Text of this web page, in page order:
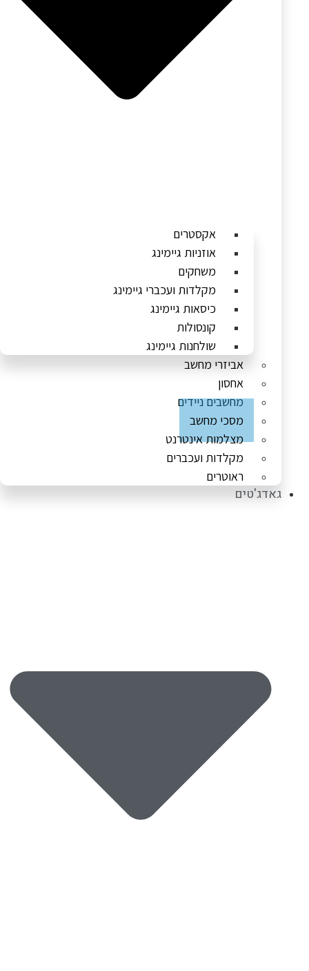
אקסטרים
אוזניות גיימינג
משחקים
מקלדות ועכברי גיימינג
כיסאות גיימינג
קונסולות
שולחנות גיימינג
אביזרי מחשב
אחסון
מחשבים ניידים
מסכי מחשב
מצלמות אינטרנט
מקלדות ועכברים
ראוטרים
גאדג'טים